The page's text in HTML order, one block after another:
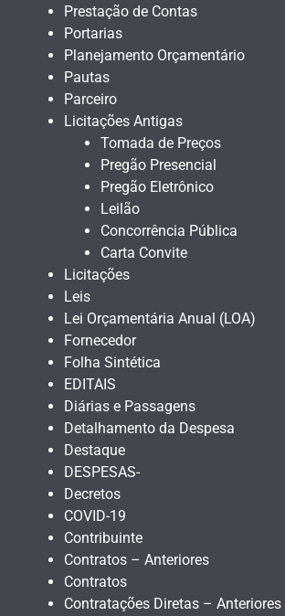
Prestação de Contas
Portarias
Planejamento Orçamentário
Pautas
Parceiro
Licitações Antigas
Tomada de Preços
Pregão Presencial
Pregão Eletrônico
Leilão
Concorrência Pública
Carta Convite
Licitações
Leis
Lei Orçamentária Anual (LOA)
Fornecedor
Folha Sintética
EDITAIS
Diárias e Passagens
Detalhamento da Despesa
Destaque
DESPESAS-
Decretos
COVID-19
Contribuinte
Contratos – Anteriores
Contratos
Contratações Diretas – Anteriores